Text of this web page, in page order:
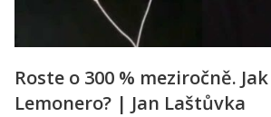
Roste o 300 % meziročně.
Lemonero? | Jan Laštůvka